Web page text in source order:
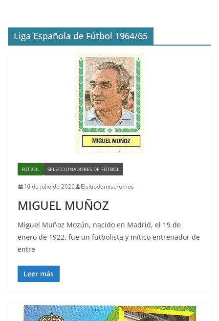
Liga Española de Fútbol 1964/65
FÚTBOL SELECCIONADORES DE FÚTBOL
16 de julio de 2026 Elsitiodemiscromos
MIGUEL MUÑOZ
Miguel Muñoz Mozún, nacido en Madrid, el 19 de
enero de 1922, fue un futbolista y mítico entrenador de
entre
Leer más